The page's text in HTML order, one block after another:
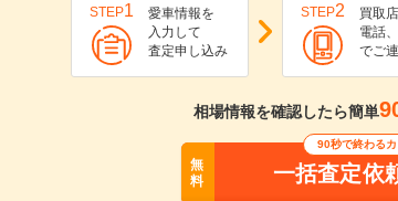
STEP1
愛車情報を
入力して
査定申し込み
STEP2
買取
電話
でご
相場情報を確認したら簡単
無
料
90秒で終わる
一括査定依